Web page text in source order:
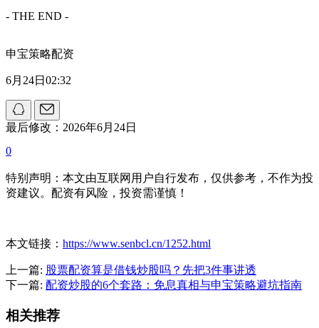
- THE END -
申宝策略配资
6月24日02:32
最后修改：2026年6月24日
0
特别声明：本文由互联网用户自行发布，仅供参考，不作为投
资建议。配资有风险，投资需谨慎！
本文链接： https://www.senbcl.cn/1252.html
上一篇: 股票配资算是借钱炒股吗？先把3件事讲透
下一篇: 配资炒股的6个套路：免息真相与申宝策略避坑指南
相关推荐